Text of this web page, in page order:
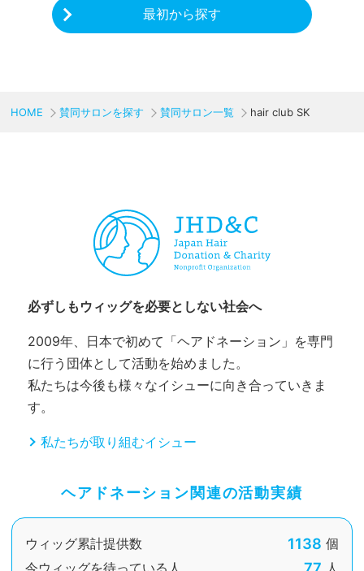
最初から探す
HOME 賛同サロンを探す 賛同サロン一覧 hair club SK
必ずしもウィッグを必要としない社会へ
2009年、日本で初めて「ヘアドネーション」を専門
に行う団体として活動を始めました。
私たちは今後も様々なイシューに向き合っていきま
す。
私たちが取り組むイシュー
ヘアドネーション関連の活動実績
ウィッグ累計提供数 1138 個
今ウィッグを待っている人
人